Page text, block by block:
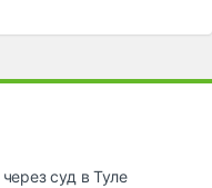
суд в Туле